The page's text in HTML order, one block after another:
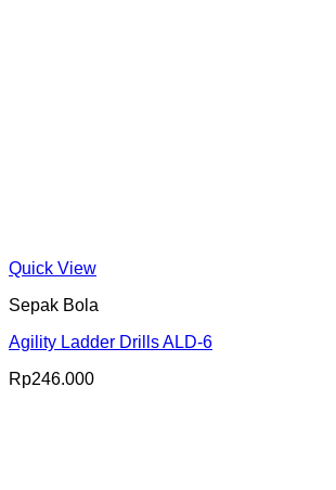
Quick View
Sepak Bola
Agility Ladder Drills ALD-6
Rp246.000